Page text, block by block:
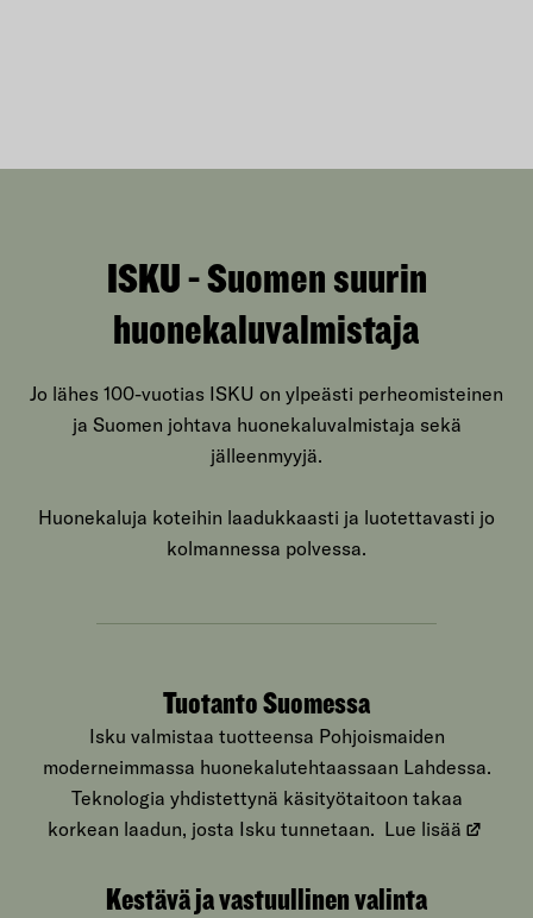
ISKU - Suomen suurin
huonekaluvalmistaja
Jo lähes 100-vuotias ISKU on ylpeästi perheomisteinen
ja Suomen johtava huonekaluvalmistaja sekä
jälleenmyyjä.
Huonekaluja koteihin laadukkaasti ja luotettavasti jo
kolmannessa polvessa.
Tuotanto Suomessa
Isku valmistaa tuotteensa Pohjoismaiden
moderneimmassa huonekalutehtaassaan Lahdessa.
Teknologia yhdistettynä käsityötaitoon takaa
korkean laadun, josta Isku tunnetaan. Lue lisää
Kestävä ja vastuullinen valinta